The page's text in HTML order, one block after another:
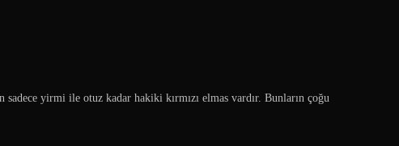
yirmi ile otuz kadar hakiki kırmızı elmas vardır. Bunların çoğu